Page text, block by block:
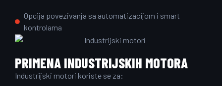
Opcija povezivanja sa automatizacijom i smart
kontrolama
PRIMENA INDUSTRIJSKIH MOTORA
Industrijski motori koriste se za: